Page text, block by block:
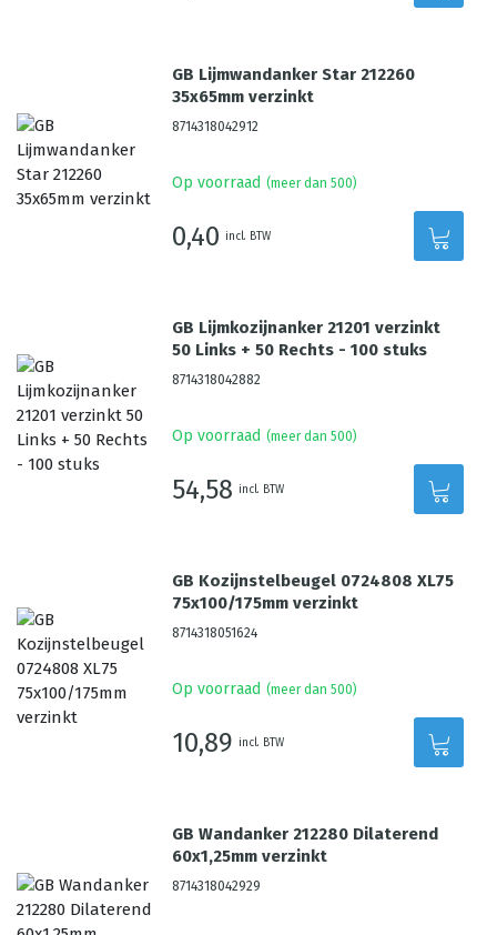
GB Lijmwandanker Star 212260
35x65mm verzinkt
8714318042912
Op voorraad (meer dan 500)
0,40 incl. BTW
GB Lijmkozijnanker 21201 verzinkt
50 Links + 50 Rechts - 100 stuks
8714318042882
Op voorraad (meer dan 500)
54,58 incl. BTW
GB Kozijnstelbeugel 0724808 XL75
75x100/175mm verzinkt
8714318051624
Op voorraad (meer dan 500)
10,89 incl. BTW
GB Wandanker 212280 Dilaterend
60x1,25mm verzinkt
8714318042929